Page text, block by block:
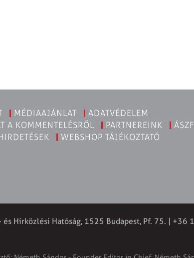
MÉDIAAJÁNLAT
ADATVÉDELEM
A KOMMENTELÉSRŐL
PARTNEREINK
ÁSZF
WEBSHOP TÁJÉKOZTATÓ
és Hírközlési Hatóság, 1525 Budapest, Pf. 75. |